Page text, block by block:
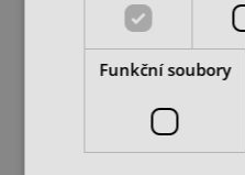
Klíč na převlečné matice
Funkční soubory